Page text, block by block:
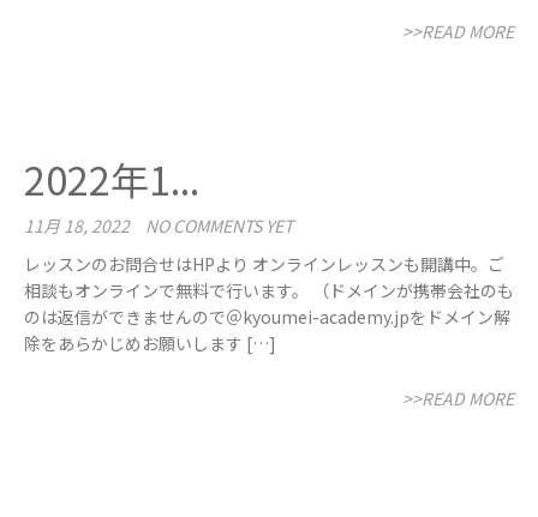
>>READ MORE
2022年1...
11月 18, 2022
NO COMMENTS YET
レッスンのお問合せはHPより オンラインレッスンも開講中。ご
相談もオンラインで無料で行います。 （ドメインが携帯会社のも
のは返信ができませんので＠kyoumei-academy.jpをドメイン解
除をあらかじめお願いします […]
>>READ MORE